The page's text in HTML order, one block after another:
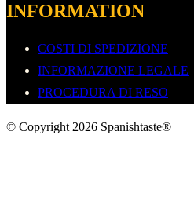
INFORMATION
COSTI DI SPEDIZIONE
INFORMAZIONE LEGALE
PROCEDURA DI RESO
© Copyright 2026 Spanishtaste®